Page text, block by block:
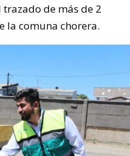
de más de 2
la comuna chorera.